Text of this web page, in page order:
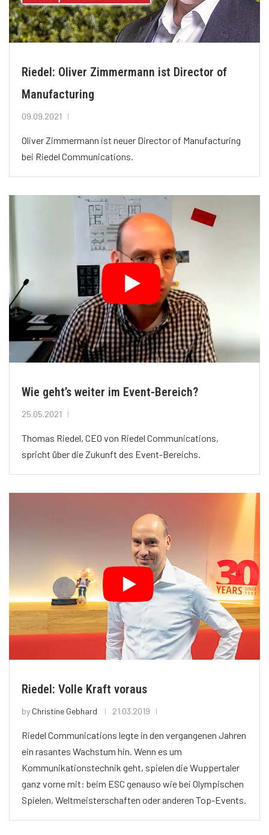
Riedel: Oliver Zimmermann ist Director of
Manufacturing
09.09.2021
Oliver Zimmermann ist neuer Director of Manufacturing
bei Riedel Communications.
Wie geht’s weiter im Event-Bereich?
25.05.2021
Thomas Riedel, CEO von Riedel Communications,
spricht über die Zukunft des Event-Bereichs.
Riedel: Volle Kraft voraus
by Christine Gebhard 21.03.2019
Riedel Communications legte in den vergangenen Jahren
ein rasantes Wachstum hin. Wenn es um
Kommunikationstechnik geht, spielen die Wuppertaler
ganz vorne mit: beim ESC genauso wie bei Olympischen
Spielen, Weltmeisterschaften oder anderen Top-Events.